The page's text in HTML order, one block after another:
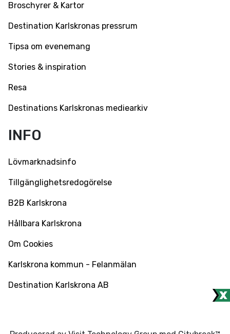
Broschyrer & Kartor
Destination Karlskronas pressrum
Tipsa om evenemang
Stories & inspiration
Resa
Destinations Karlskronas mediearkiv
INFO
Lövmarknadsinfo
Tillgänglighetsredogörelse
B2B Karlskrona
Hållbara Karlskrona
Om Cookies
Karlskrona kommun - Felanmälan
Destination Karlskrona AB